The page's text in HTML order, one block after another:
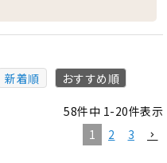
新着順 おすすめ順
58件中 1-20件表示
1
2 3